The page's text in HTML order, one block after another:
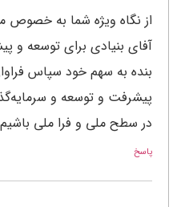
از نگاه ویژه شما به خصوص
آفای بنیادی برای توسعه
بنده به سهم خود سپاس
پیشرفت و توسعه و
در سطح ملی و فرا ملی
پاسخ